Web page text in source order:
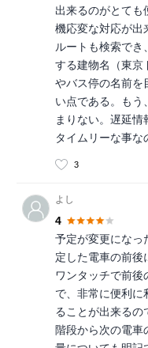
出来るのがとても
機応変な対応が出
ルートも検索でき
する建物名（東京
やバス停の名前を
い点である。もう
まりない。遅延情
タイムリーな事な
3
よし
4
予定が変更になっ
定した電車の前後
ワンタッチで前後
で、非常に便利に
ることが出来るの
階段から次の電車